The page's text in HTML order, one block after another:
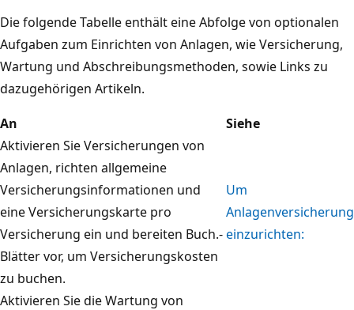
Die folgende Tabelle enthält eine Abfolge von optionalen
Aufgaben zum Einrichten von Anlagen, wie Versicherung,
Wartung und Abschreibungsmethoden, sowie Links zu
dazugehörigen Artikeln.
An
Siehe
Aktivieren Sie Versicherungen von
Anlagen, richten allgemeine
Versicherungsinformationen und
eine Versicherungskarte pro
Versicherung ein und bereiten Buch.-
Blätter vor, um Versicherungskosten
zu buchen.
Um
Anlagenversicherung
einzurichten:
Aktivieren Sie die Wartung von